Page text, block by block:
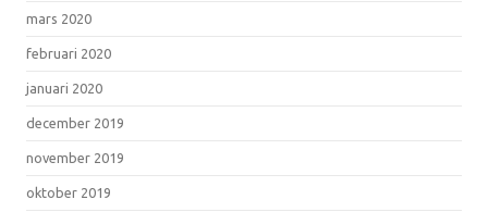
mars 2020
februari 2020
januari 2020
december 2019
november 2019
oktober 2019